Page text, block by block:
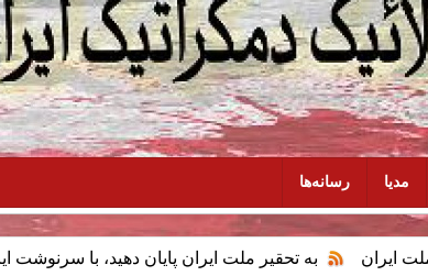
مدیا رسانه‌ها
به تحقیر ملت ایران پایان دهید، با سرنوشت ایران بازی نکنید!